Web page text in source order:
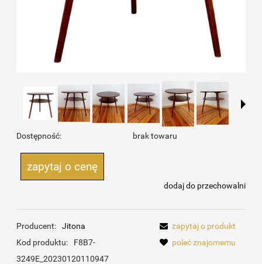
Dostępność: brak towaru
zapytaj o cenę
dodaj do przechowalni
Producent:
Jitona
Kod produktu:
F8B7-
3249E_20230120110947
zapytaj o produkt
poleć znajomemu